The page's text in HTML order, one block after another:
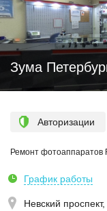
Зума
Авторизации
Ремонт фотоаппаратов
График работы
Невский